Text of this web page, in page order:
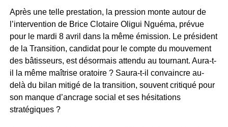
Après une telle prestation, la pression monte autour de
l’intervention de Brice Clotaire Oligui Nguéma, prévue
pour le mardi 8 avril dans la même émission. Le président
de la Transition, candidat pour le compte du mouvement
des bâtisseurs, est désormais attendu au tournant. Aura-t-
il la même maîtrise oratoire ? Saura-t-il convaincre au-
delà du bilan mitigé de la transition, souvent critiqué pour
son manque d’ancrage social et ses hésitations
stratégiques ?